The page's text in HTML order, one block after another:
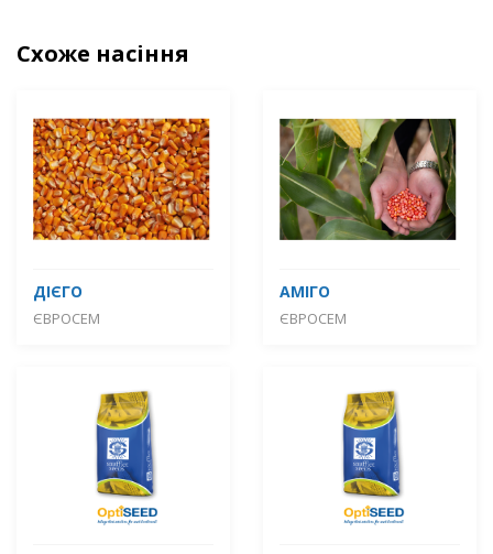
Схоже насіння
ДІЄГО
ЄВРОСЕМ
АМІГО
ЄВРОСЕМ